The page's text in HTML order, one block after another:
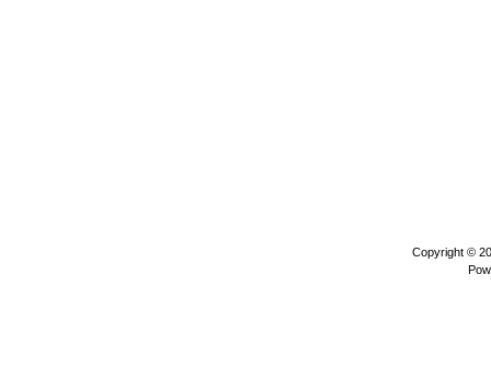
Copyright ©